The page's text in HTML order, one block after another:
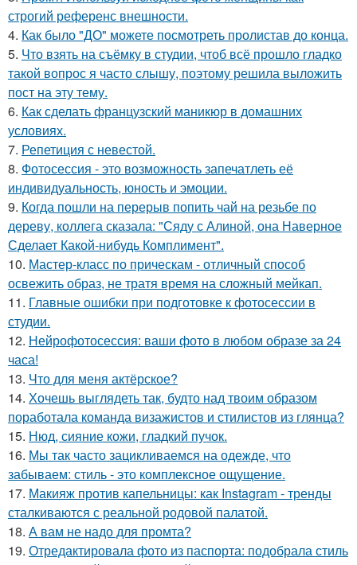
строгий референс внешности.
4. Как было "ДО" можете посмотреть пролистав до конца.
5. Что взять на съёмку в студии, чтоб всё прошло гладко
такой вопрос я часто слышу, поэтому решила выложить
пост на эту тему.
6. Как сделать французский маникюр в домашних
условиях.
7. Репетиция с невестой.
8. Фотосессия - это возможность запечатлеть её
индивидуальность, юность и эмоции.
9. Когда пошли на перерыв попить чай на резьбе по
дереву, коллега сказала: "Сяду с Алиной, она Наверное
Сделает Какой-нибудь Комплимент".
10. Мастер-класс по прическам - отличный способ
освежить образ, не тратя время на сложный мейкап.
11. Главные ошибки при подготовке к фотосессии в
студии.
12. Нейрофотосессия: ваши фото в любом образе за 24
часа!
13. Что для меня актёрское?
14. Хочешь выглядеть так, будто над твоим образом
поработала команда визажистов и стилистов из глянца?
15. Нюд, сияние кожи, гладкий пучок.
16. Мы так часто зацикливаемся на одежде, что
забываем: стиль - это комплексное ощущение.
17. Макияж против капельницы: как Instagram - тренды
сталкиваются с реальной родовой палатой.
18. А вам не надо для промта?
19. Отредактировала фото из паспорта: подобрала стиль